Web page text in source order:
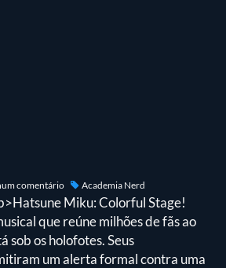
comentário Academia Nerd
Miku: Colorful Stage!
que reúne milhões de fãs ao
sob os holofotes. Seus
um alerta formal contra uma